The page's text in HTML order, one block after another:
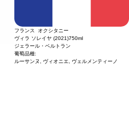
フランス オクシタニー
ヴィラ ソレイヤ (2021)750ml
ジェラール・ベルトラン
葡萄品種:
ルーサンヌ, ヴィオニエ, ヴェルメンティーノ